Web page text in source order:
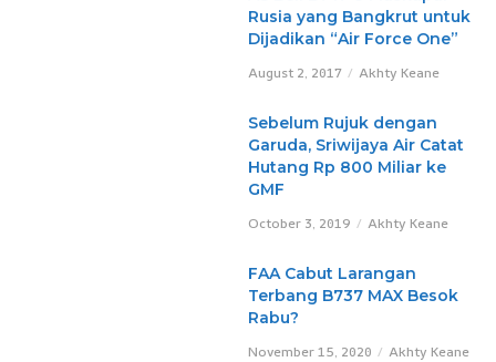
Rusia yang Bangkrut untuk
Dijadikan “Air Force One”
August 2, 2017 Akhty Keane
Sebelum Rujuk dengan
Garuda, Sriwijaya Air Catat
Hutang Rp 800 Miliar ke
GMF
October 3, 2019 Akhty Keane
FAA Cabut Larangan
Terbang B737 MAX Besok
Rabu?
November 15, 2020 Akhty Keane